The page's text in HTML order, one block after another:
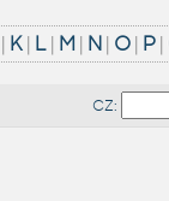
| K| L| M | N| O| P|
CZ: